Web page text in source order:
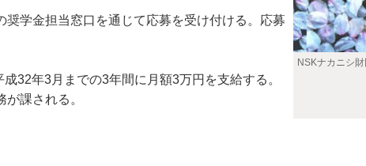
NSKナカニシ
学金担当窓口を通じて応募を受け付ける。応募
32年3月までの3年間に月額3万円を支給する。
課される。